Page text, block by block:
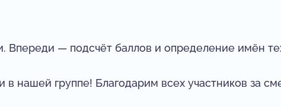
Впереди — подсчёт баллов и определение имён
в нашей группе! Благодарим всех участников за